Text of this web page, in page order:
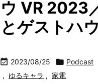
ウ VR 2023
とゲストハ
 2023/08/25  Podcast
, ゆるキャラ , 家電